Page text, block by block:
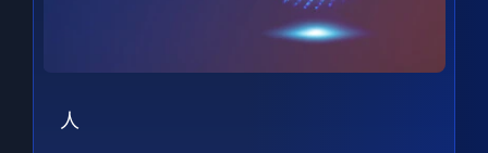
人